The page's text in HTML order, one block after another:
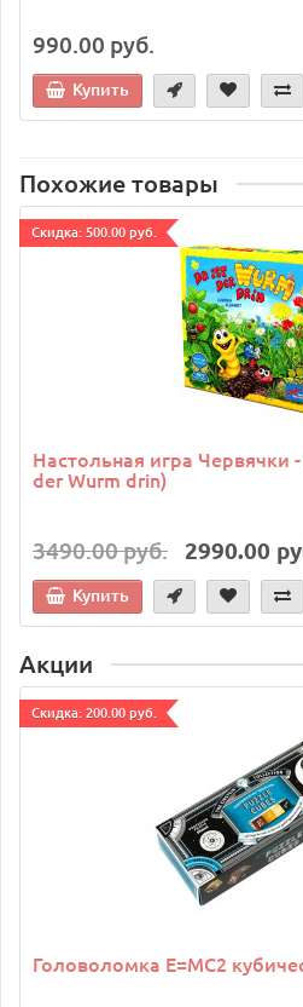
990.00 руб.
Купить
Похожие товары
Cкидка: 500.00 руб.
Настольная игра Червячки
der Wurm drin)
3490.00 руб. 2990.00
Купить
Акции
Cкидка: 200.00 руб.
Головоломка E=MC2